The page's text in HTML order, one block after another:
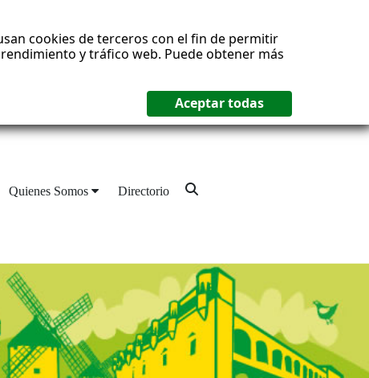
cookies de terceros con el fin de permitir
y tráfico web. Puede obtener más
Quienes Somos Directorio